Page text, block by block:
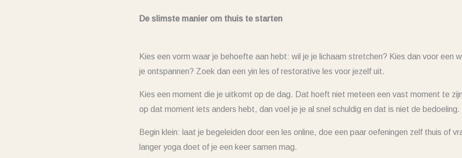
De slimste manier om thuis te starten
Kies een vorm waar je behoefte aan hebt: wil je je lichaam stretchen? Kies dan voor een
je ontspannen? Zoek dan een yin les of restorative les voor jezelf uit.
Kies een moment die je uitkomt op de dag. Dat hoeft niet meteen een vast moment te
op dat moment iets anders hebt, dan voel je je al snel schuldig en dat is niet de bedoeling.
Begin klein: laat je begeleiden door een les online, doe een paar oefeningen zelf thuis of
langer yoga doet of je een keer samen mag.